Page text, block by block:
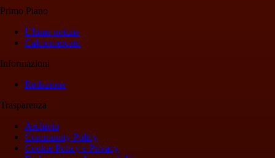
Primo Piano
Ultime notizie
Calciomercato
Informazioni
Redazione
Trasparenza
Archivio
Community Policy
Cookie Policy e Privacy